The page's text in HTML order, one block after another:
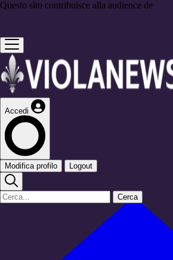
Questo sito contribuisce alla audience de
Accedi
Modifica profilo Logout
Cerca